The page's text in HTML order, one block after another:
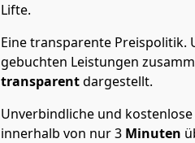
Lifte.
Eine transparente Preispolitik.
gebuchten Leistungen
transparentdargestellt.
Unverbindliche und
innerhalb von nur3 Minuten